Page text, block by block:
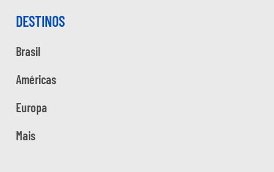
DESTINOS
Brasil
Américas
Europa
Mais